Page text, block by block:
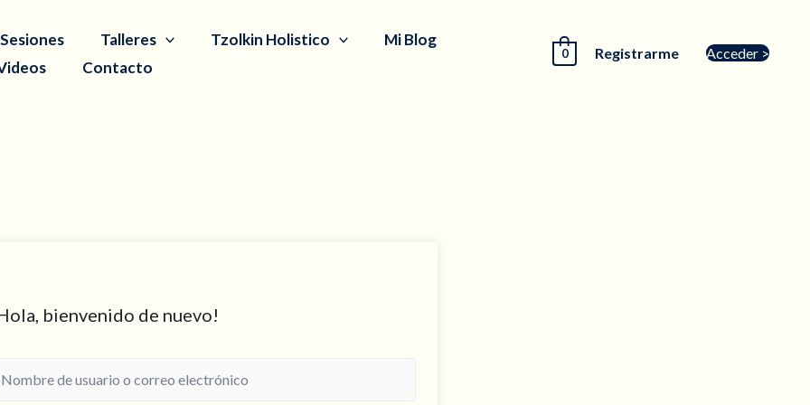
Sesiones Talleres Tzolkin Holistico
Mi Blog
Contacto
0 Registrarme Acceder >
bienvenido de nuevo!